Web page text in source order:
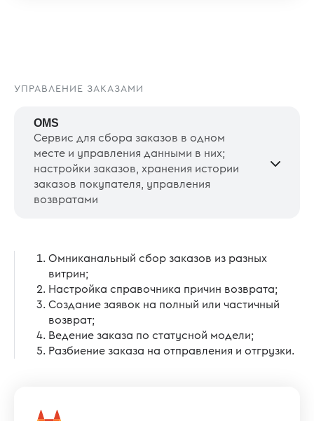
УПРАВЛЕНИЕ ЗАКАЗАМИ
OMS
Сервис для сбора заказов в одном
месте и управления данными в них;
настройки заказов, хранения истории
заказов покупателя, управления
возвратами
Омниканальный сбор заказов из разных
витрин;
Настройка справочника причин возврата;
Создание заявок на полный или частичный
возврат;
Ведение заказа по статусной модели;
Разбиение заказа на отправления и отгрузки.